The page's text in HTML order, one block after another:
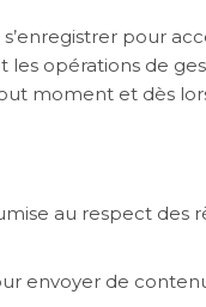
s’enregistrer pour
les opérations de
moment et dès lors
au respect des
envoyer de